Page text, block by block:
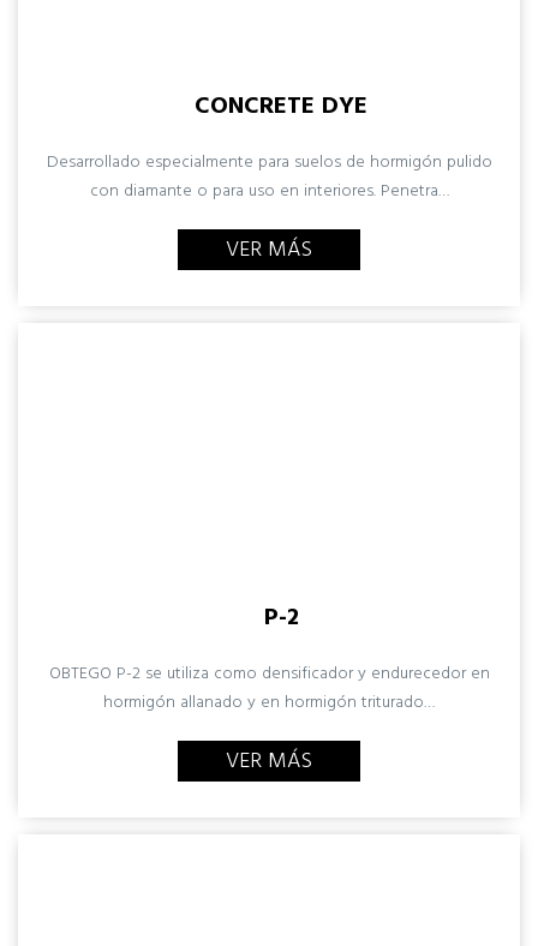
CONCRETE DYE
Desarrollado especialmente para suelos de hormigón pulido
con diamante o para uso en interiores. Penetra…
VER MÁS
P-2
OBTEGO P-2 se utiliza como densificador y endurecedor en
hormigón allanado y en hormigón triturado…
VER MÁS